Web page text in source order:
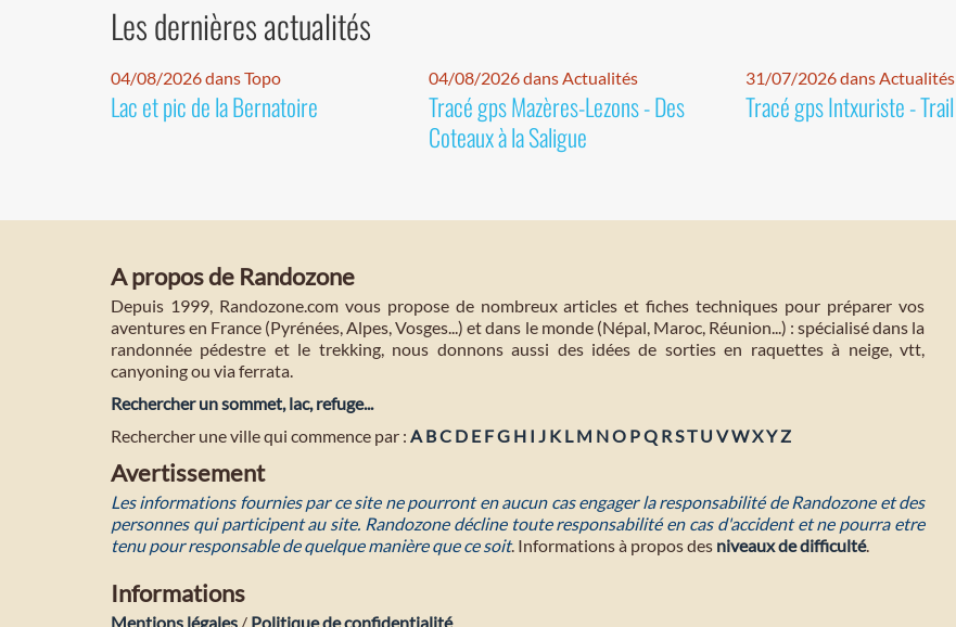
Les dernières actualités
04/08/2026 dans Topo
Lac et pic de la Bernatoire
04/08/2026 dans Actualités
Tracé gps Mazères-Lezons - Des
Coteaux à la Saligue
31/07/2026 dans Actualités
Tracé gps Intxuriste - Trail
A propos de Randozone
Depuis 1999, Randozone.com vous propose de nombreux articles et fiches techniques pour préparer vos
aventures en France (Pyrénées, Alpes, Vosges...) et dans le monde (Népal, Maroc, Réunion...) : spécialisé dans la
randonnée pédestre et le trekking, nous donnons aussi des idées de sorties en raquettes à neige, vtt,
canyoning ou via ferrata.
Rechercher un sommet, lac, refuge...
Rechercher une ville qui commence par : A BC D E FG H I J K L M NO PQ RST U VWXYZ
Avertissement
Les informations fournies par ce site ne pourront en aucun cas engager la responsabilité de Randozone et des
personnes qui participent au site. Randozone décline toute responsabilité en cas d'accident et ne pourra etre
tenu pour responsable de quelque manière que ce soit. Informations à propos des niveaux de difficulté.
Informations
Mentions légales / Politique de confidentialité